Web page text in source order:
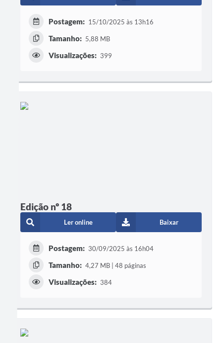
Postagem: 15/10/2025 às 13h16
Tamanho: 5,88 MB
Visualizações: 399
Edição nº 18
Ler online Baixar
Postagem: 30/09/2025 às 16h04
Tamanho: 4,27 MB | 48 páginas
Visualizações: 384